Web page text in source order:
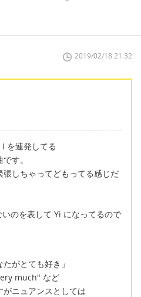
2019/02/18 21:32
を連発してる
す。
しちゃってどもってる感じだ
のを表して Yi になってるので
がとても好き」
much" など
ニュアンスとしては